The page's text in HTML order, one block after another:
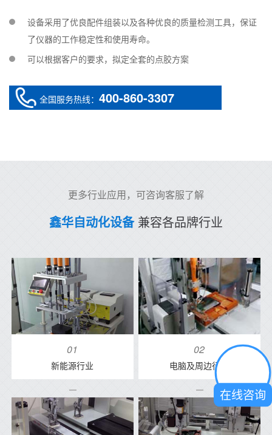
设备采用了优良配件组装以及各种优良的质量检测工具，保证
了仪器的工作稳定性和使用寿命。
可以根据客户的要求，拟定全套的点胶方案
全国服务热线： 400-860-3307
更多行业应用，可咨询客服了解
鑫华自动化设备兼容各品牌行业
01
新能源行业
02
电脑及周边行业
在线咨询